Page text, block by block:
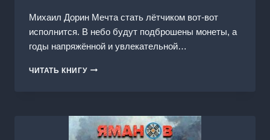
Михаил Дорин Мечта стать лётчиком вот-вот
исполнится. В небо будут подброшены монеты, а
годы напряжённой и увлекательной…
ЧИТАТЬ КНИГУАВИАТОР